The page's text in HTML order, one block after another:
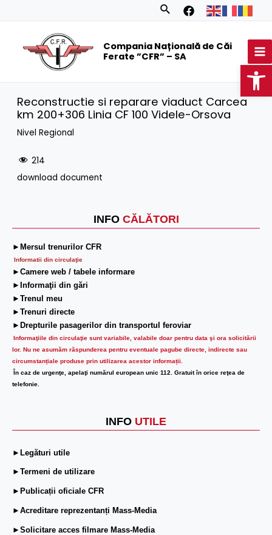
Search
Compania Națională de Căi
Ferate ”CFR” – SA
INFO CĂLĂTORI
►Mersul trenurilor CFR
Informatii din circulaţie
►Camere web / tabele informare
►Informaţii din gări
►Trenul meu
►Trenuri directe
►Drepturile pasagerilor din transportul feroviar
Informaţiile din circulaţie sunt variabile, valabile doar pentru data şi ora solicitării
lor. Nu ne asumăm răspunderea pentru eventuale pagube directe, indirecte sau
circumstanțiale produse prin utilizarea acestor informații.
În caz de urgenţe, apelaţi numărul european unic 112. Gratuit în orice reţea de
telefonie.
INFO UTILE
►Legături utile
►Termeni de utilizare
►Publicații oficiale CFR
►Acreditare reprezentanți Mass-Media
►Solicitare acces filmare Mass-Media
Reconstructie si reparare viaduct Carcea
km 200+306 Linia CF 100 Videle-Orsova
Nivel Regional
214
download document